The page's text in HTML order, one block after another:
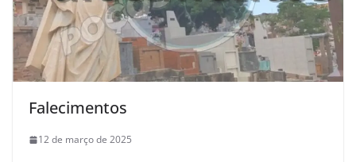
Falecimentos
12 de março de 2025